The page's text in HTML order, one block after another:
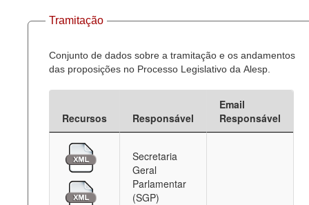
Tramitação
Conjunto de dados sobre a tramitação e os andamentos
das proposições no Processo Legislativo da Alesp.
Recursos Responsável
Email
Responsável
Secretaria
Geral
Parlamentar
(SGP)